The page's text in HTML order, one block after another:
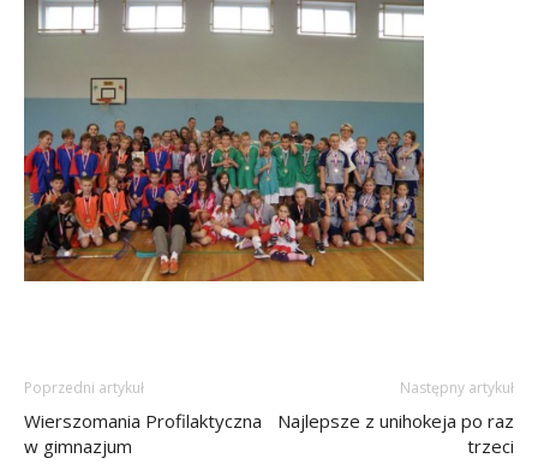
Poprzedni artykuł
Wierszomania Profilaktyczna
w gimnazjum
Następny artykuł
Najlepsze z unihokeja po raz
trzeci